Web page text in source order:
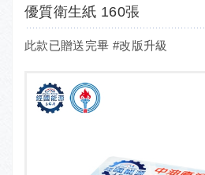
優質衛生紙 160張
此款已贈送完畢 #改版升級